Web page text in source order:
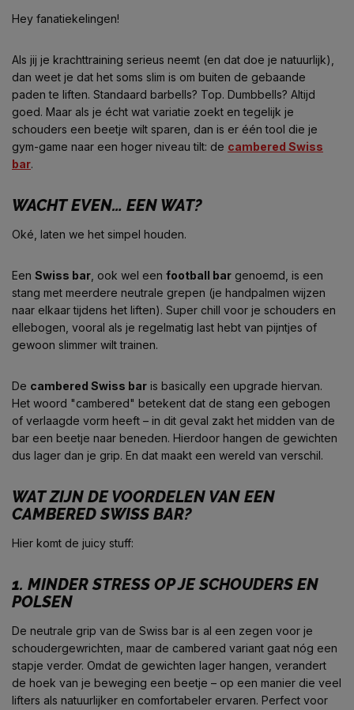
Hey fanatiekelingen!
Als jij je krachttraining serieus neemt (en dat doe je natuurlijk),
dan weet je dat het soms slim is om buiten de gebaande
paden te liften. Standaard barbells? Top. Dumbbells? Altijd
goed. Maar als je écht wat variatie zoekt en tegelijk je
schouders een beetje wilt sparen, dan is er één tool die je
gym-game naar een hoger niveau tilt: de cambered Swiss
bar.
WACHT EVEN… EEN WAT?
Oké, laten we het simpel houden.
Een Swiss bar , ook wel een football bar genoemd, is een
stang met meerdere neutrale grepen (je handpalmen wijzen
naar elkaar tijdens het liften). Super chill voor je schouders en
ellebogen, vooral als je regelmatig last hebt van pijntjes of
gewoon slimmer wilt trainen.
De cambered Swiss bar is basically een upgrade hiervan.
Het woord "cambered" betekent dat de stang een gebogen
of verlaagde vorm heeft – in dit geval zakt het midden van de
bar een beetje naar beneden. Hierdoor hangen de gewichten
dus lager dan je grip. En dat maakt een wereld van verschil.
WAT ZIJN DE VOORDELEN VAN EEN
CAMBERED SWISS BAR?
Hier komt de juicy stuff:
1. MINDER STRESS OP JE SCHOUDERS EN
POLSEN
De neutrale grip van de Swiss bar is al een zegen voor je
schoudergewrichten, maar de cambered variant gaat nóg een
stapje verder. Omdat de gewichten lager hangen, verandert
de hoek van je beweging een beetje – op een manier die veel
lifters als natuurlijker en comfortabeler ervaren. Perfect voor